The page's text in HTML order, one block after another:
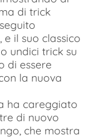
di trick
il suo classico
undici trick su
di essere
la nuova
ha careggiato
di nuovo
che mostra